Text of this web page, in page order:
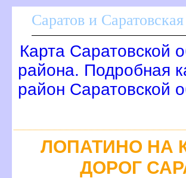
Саратов и
Карта Саратовской
района. Подробная
район Саратовской
ЛОПАТИНО НА
ДОРОГ